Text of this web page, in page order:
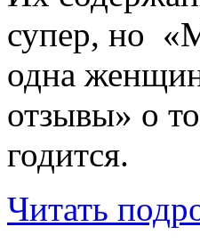
супер, но
одна
отзывы» о
годится.
Читать